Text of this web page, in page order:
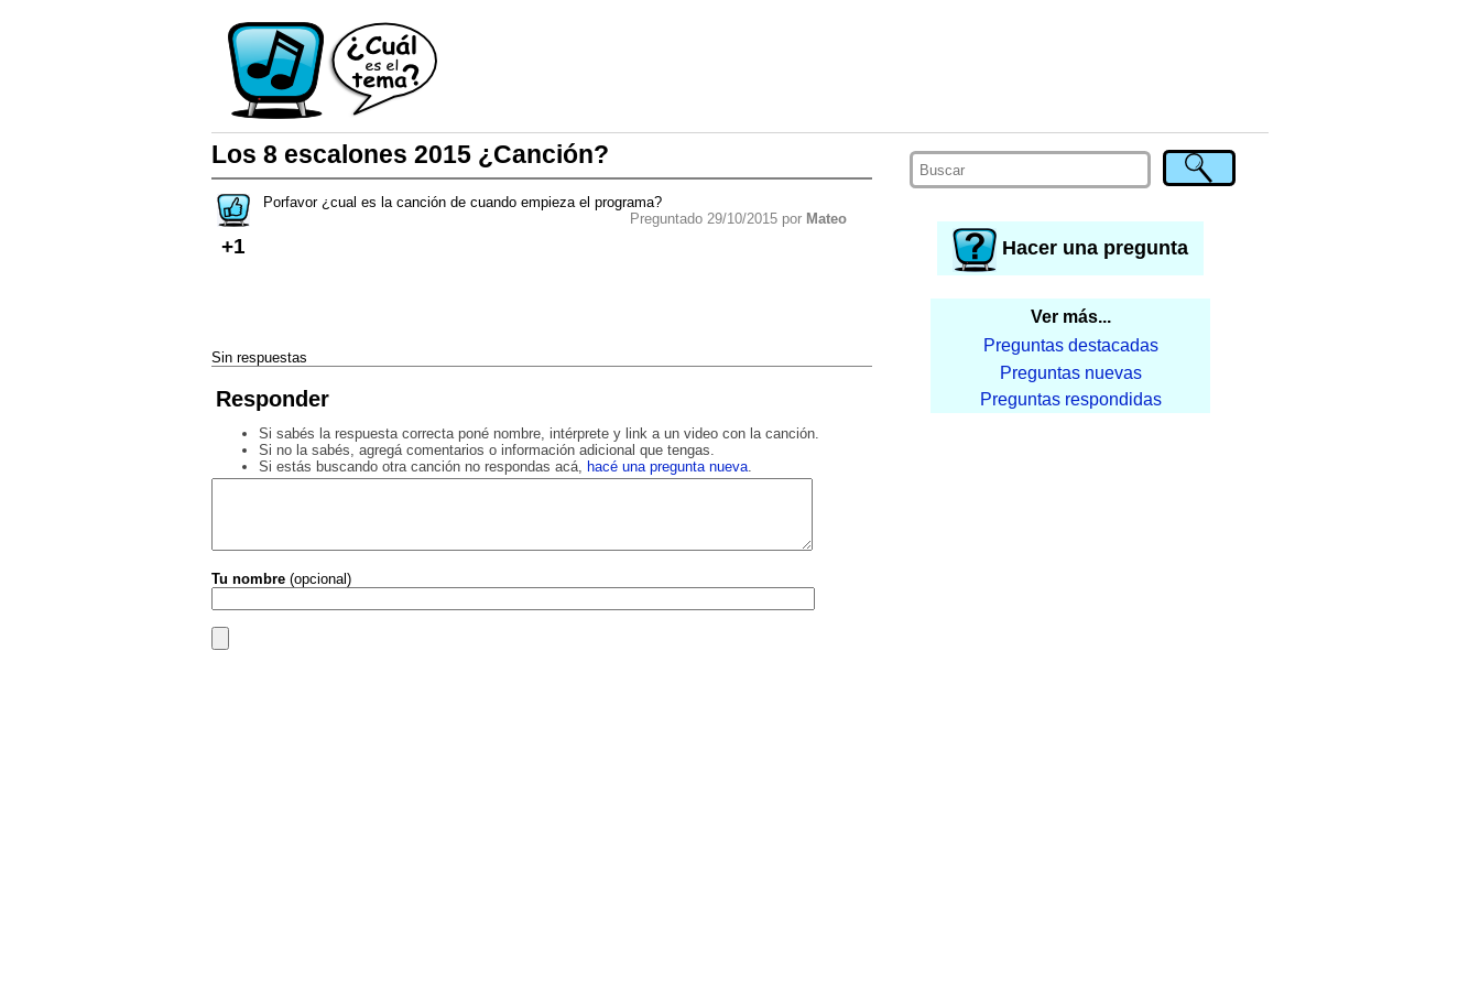
Hacer una pregunta
Ver más...
Preguntas destacadas
Preguntas nuevas
Preguntas respondidas
Los 8 escalones 2015 ¿Canción?
+1
Porfavor ¿cual es la canción de cuando empieza el programa?
Preguntado 29/10/2015 por Mateo
Sin respuestas
Responder
Si sabés la respuesta correcta poné nombre, intérprete y link a un video con la canción.
Si no la sabés, agregá comentarios o información adicional que tengas.
Si estás buscando otra canción no respondas acá, hacé una pregunta nueva.
Tu nombre (opcional)